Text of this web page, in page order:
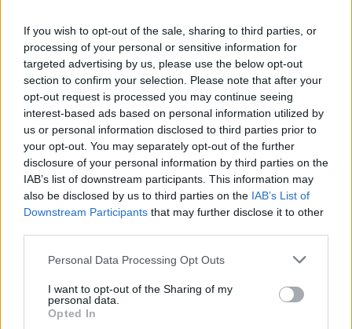
If you wish to opt-out of the sale, sharing to third parties, or
processing of your personal or sensitive information for
targeted advertising by us, please use the below opt-out
section to confirm your selection. Please note that after your
opt-out request is processed you may continue seeing
interest-based ads based on personal information utilized by
us or personal information disclosed to third parties prior to
your opt-out. You may separately opt-out of the further
disclosure of your personal information by third parties on the
IAB’s list of downstream participants. This information may
also be disclosed by us to third parties on the IAB’s List of
Downstream Participants that may further disclose it to other
Please note that this website/app uses one or more Google
not limited to your visit or usage behaviour. You may click to
grant or deny consent to Google and its third-party tags to
use your data for below specified purposes in below Google
Personal Data Processing Opt Outs
I want to opt-out of the Sharing of my
personal data.
Opted In
Ακολούθως υπογραμμίζει: «Το γεγονός, όμως, ότι
200 νεοναζί χούλιγκανς από την Κροατία μπήκαν
και διέσχισαν ανενόχλητοι τη μισή χώρα μέχρι την
ξεπεράσει έτσι ο κ. Μητσοτάκης. Βεβαίως να
ληφθούν πρωτοβουλίες σε όλα τα επίπεδα. Η
απάντηση, όμως, στο πρωτοφανές φιάσκο, που